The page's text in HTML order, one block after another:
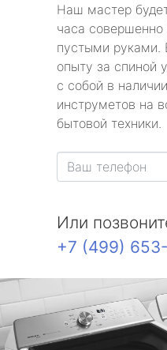
Наш мастер
часа совершенно
пустыми руками.
опыту за спиной
с собой в
инструметов на
бытовой техники.
Или
+7 (499)